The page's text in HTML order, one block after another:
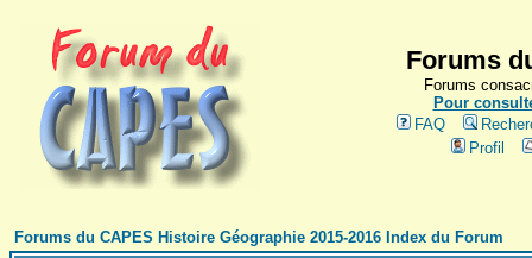
Forums
Forums
Pour
FAQ
Profil
Forums du CAPES Histoire Géographie 2015-2016 Index du Forum